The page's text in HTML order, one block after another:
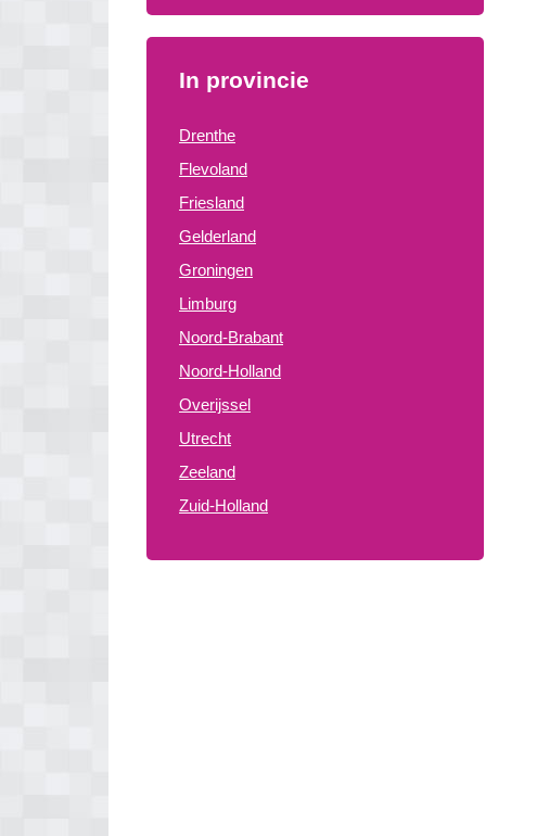
In provincie
Drenthe
Flevoland
Friesland
Gelderland
Groningen
Limburg
Noord-Brabant
Noord-Holland
Overijssel
Utrecht
Zeeland
Zuid-Holland